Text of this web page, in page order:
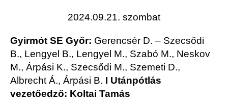
2024.09.21. szombat
Gyirmót SE Győr: Gerencsér D. – Szecsődi
B., Lengyel B., Lengyel M., Szabó M., Neskov
M., Árpási K., Szecsődi M., Szemeti D.,
Albrecht Á., Árpási B. I Utánpótlás
vezetőedző: Koltai Tamás